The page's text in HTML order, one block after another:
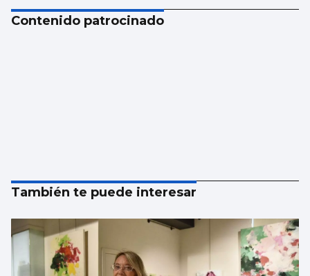
Contenido patrocinado
También te puede interesar